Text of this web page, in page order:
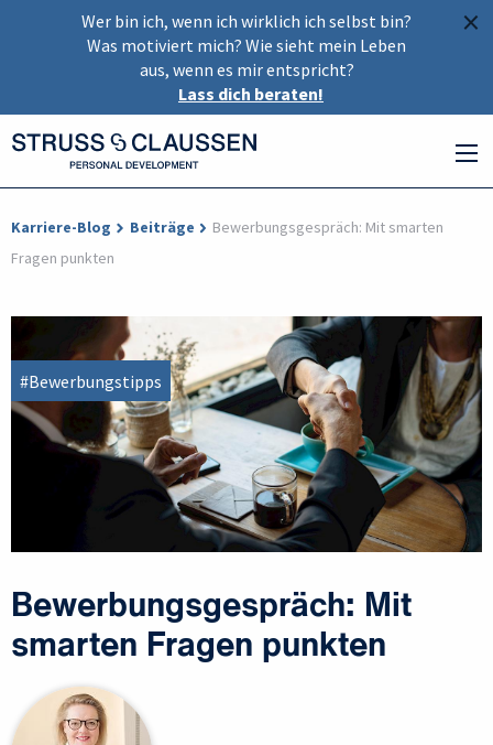
×
Wer bin ich, wenn ich wirklich ich selbst bin?
Was motiviert mich? Wie sieht mein Leben
aus, wenn es mir entspricht?
Lass dich beraten!
Karriere-Blog Beiträge
Bewerbungsgespräch: Mit smarten
Fragen punkten
#Bewerbungstipps
Bewerbungsgespräch: Mit
smarten Fragen punkten